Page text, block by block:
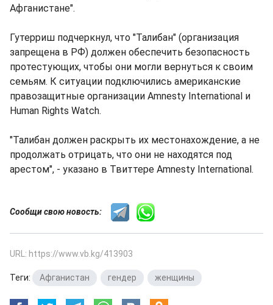
Афганистане".
Гутерриш подчеркнул, что "Талибан" (организация
запрещена в РФ) должен обеспечить безопасность
протестующих, чтобы они могли вернуться к своим
семьям. К ситуации подключились американские
правозащитные организации Amnesty International и
Human Rights Watch.
"Талибан должен раскрыть их местонахождение, а не
продолжать отрицать, что они не находятся под
арестом", - указано в Твиттере Amnesty International.
Сообщи свою новость:
URL: https://www.vb.kg/413903
Теги: Афганистан гендер женщины